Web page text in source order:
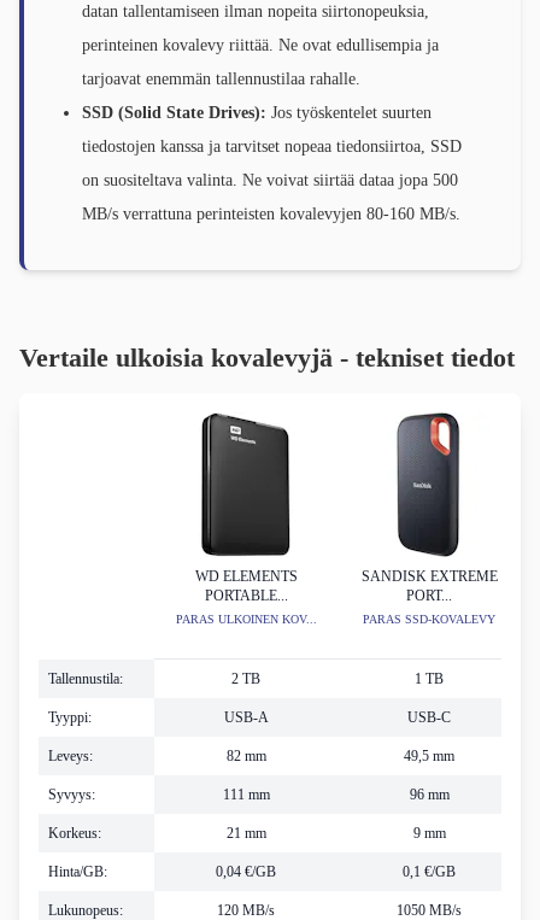
datan tallentamiseen ilman nopeita siirtonopeuksia,
perinteinen kovalevy riittää. Ne ovat edullisempia ja
tarjoavat enemmän tallennustilaa rahalle.
SSD (Solid State Drives): Jos työskentelet suurten
tiedostojen kanssa ja tarvitset nopeaa tiedonsiirtoa, SSD
on suositeltava valinta. Ne voivat siirtää dataa jopa 500
MB/s verrattuna perinteisten kovalevyjen 80-160 MB/s.
Vertaile ulkoisia kovalevyjä - tekniset tiedot
Tallennustila:
Tyyppi:
Leveys:
Syvyys:
Korkeus:
Hinta/GB:
Lukunopeus:
WD ELEMENTS
PORTABLE...
PARAS ULKOINEN KOV...
2 TB
USB-A
82 mm
111 mm
21 mm
0,04 €/GB
120 MB/s
SANDISK EXTREME
PORT...
PARAS SSD-KOVALEVY
1 TB
USB-C
49,5 mm
96 mm
9 mm
0,1 €/GB
1050 MB/s